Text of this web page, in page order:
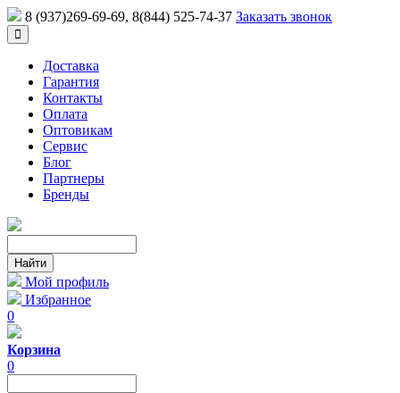
8 (937)269-69-69, 8(844) 525-74-37 Заказать звонок
Доставка
Гарантия
Контакты
Оплата
Оптовикам
Сервис
Блог
Партнеры
Бренды
Мой профиль
Избранное
0
Корзина
0